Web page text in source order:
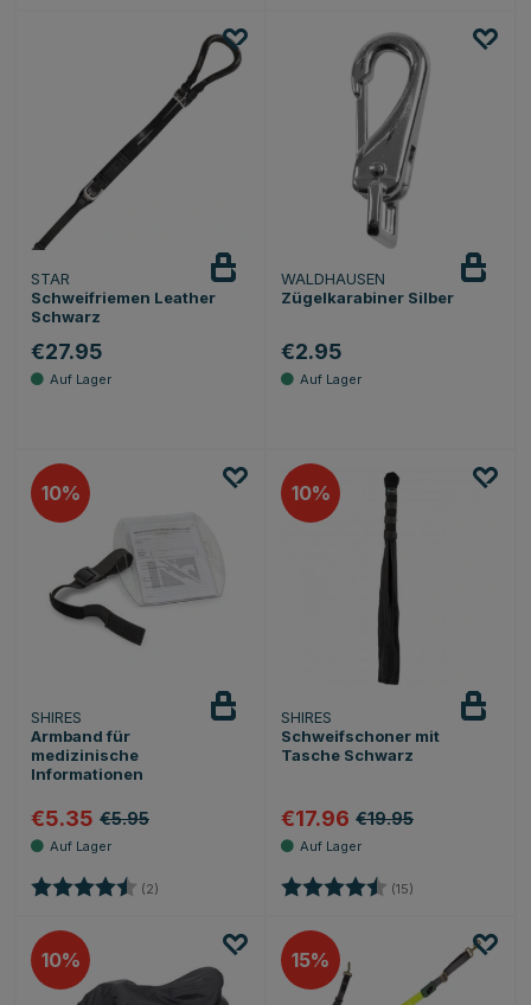
STAR
Schweifriemen Leather
Schwarz
€27.95
WALDHAUSEN
Zügelkarabiner Silber
€2.95
10
SHIRES
Armband für
medizinische
Informationen
€5.35 €5.95
Bewertung: (2)
10
SHIRES
Schweifschoner mit
Tasche Schwarz
€17.96 €19.95
Bewertung: (15)
10 15